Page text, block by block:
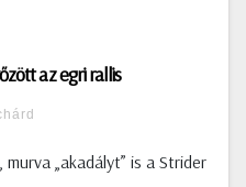
az egri rallis
„akadályt” is a Strider